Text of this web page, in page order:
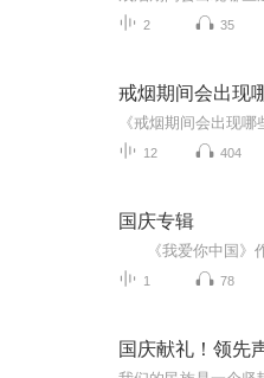
2 35
戒烟期间会出现
12 404
国庆专辑
1 78
国庆献礼！领先